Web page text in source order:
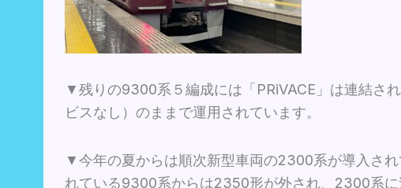
▼残りの9300系５編成には「PRiVACE」は連結さ
ビスなし）のままで運用されています。
▼今年の夏からは順次新型車両の2300系が導入され
れている9300系からは2350形が外され、2300系